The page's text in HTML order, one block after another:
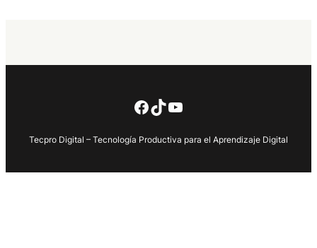
Facebook
TikTok
YouTube
Tecpro Digital – Tecnología Productiva para el Aprendizaje Digital